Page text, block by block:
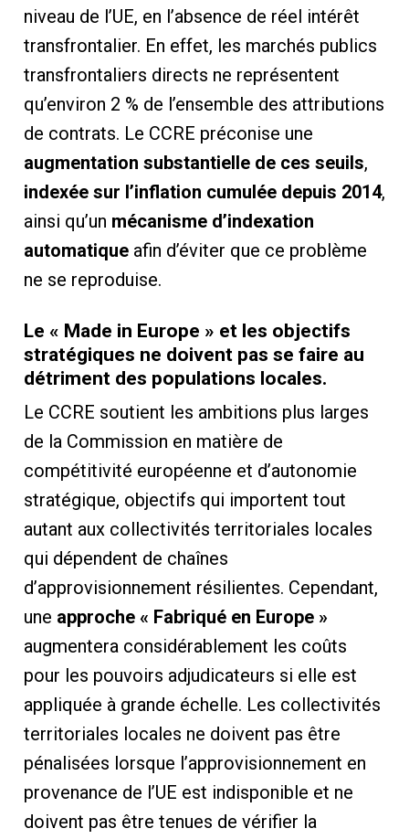
niveau de l’UE, en l’absence de réel intérêt
transfrontalier. En effet, les marchés publics
transfrontaliers directs ne représentent
qu’environ 2 % de l’ensemble des attributions
de contrats. Le CCRE préconise une
augmentation substantielle de ces seuils,
indexée sur l’inflation cumulée depuis 2014,
ainsi qu’un mécanisme d’indexation
automatiqueafin d’éviter que ce problème
ne se reproduise.
Le « Made in Europe » et les objectifs
stratégiques ne doivent pas se faire au
détriment des populations locales.
Le CCRE soutient les ambitions plus larges
de la Commission en matière de
compétitivité européenne et d’autonomie
stratégique, objectifs qui importent tout
autant aux collectivités territoriales locales
qui dépendent de chaînes
d’approvisionnement résilientes. Cependant,
une approche « Fabriqué en Europe »
augmentera considérablement les coûts
pour les pouvoirs adjudicateurs si elle est
appliquée à grande échelle. Les collectivités
territoriales locales ne doivent pas être
pénalisées lorsque l’approvisionnement en
provenance de l’UE est indisponible et ne
doivent pas être tenues de vérifier la